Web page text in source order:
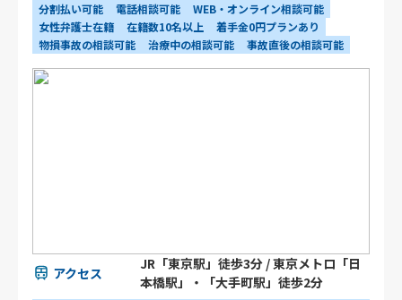
分割払い可能
電話相談可能
WEB・オンライン相談可能
女性弁護士在籍
在籍数10名以上
着手金0円プランあり
物損事故の相談可能
治療中の相談可能 事故直後の相談可能
アクセス
JR「東京駅」徒歩3分 / 東京メトロ「日
本橋駅」・「大手町駅」徒歩2分